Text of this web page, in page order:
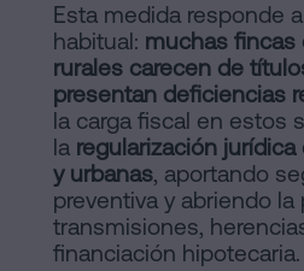
Esta medida responde
habitual: muchas fincas
rurales carecen de
presentan deficiencias
la carga fiscal en estos
la regularización
y urbanas, aportando
preventiva y abriendo
transmisiones,
financiación hipotecaria.